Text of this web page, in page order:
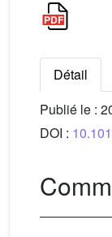
Détail
Publié le :
DOI :